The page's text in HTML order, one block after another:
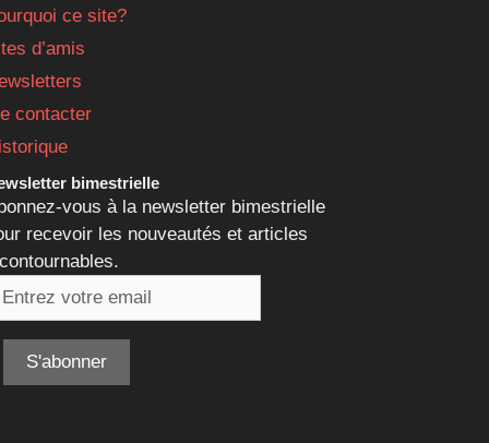
ce site?
d’amis
contacter
bimestrielle
vous à la newsletter bimestrielle
recevoir les nouveautés et articles